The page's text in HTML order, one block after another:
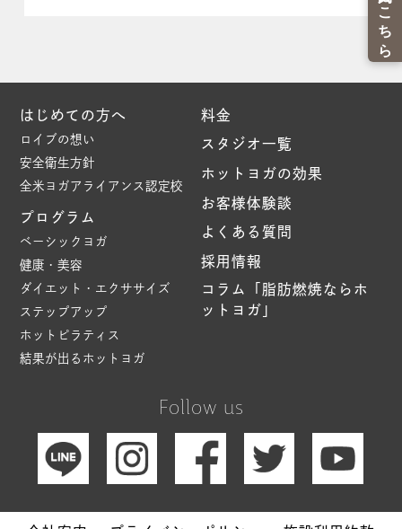
Follow us
はじめての方へ
ロイブの想い
安全衛生方針
全米ヨガアライアンス認定校
プログラム
ベーシックヨガ
健康・美容
ダイエット・エクササイズ
ステップアップ
ホットピラティス
結果が出るホットヨガ
料金
スタジオ一覧
ホットヨガの効果
お客様体験談
よくある質問
採用情報
コラム「脂肪燃焼ならホ
ットヨガ」